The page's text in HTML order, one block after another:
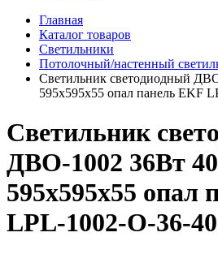
Главная
Каталог товаров
Светильники
Потолочный/настенный
Светильник светодиодный
595х595х55 опал панель EKF
Светильник
ДВО-1002 36Вт
595х595х55 опал
LPL-1002-O-36-